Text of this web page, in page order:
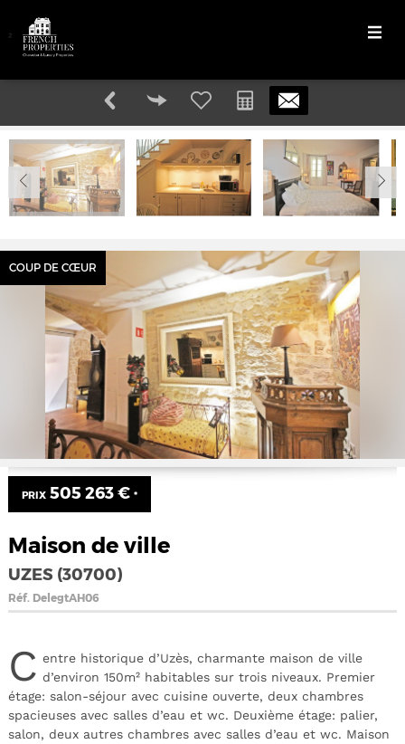
²
COUP DE CŒUR
PRIX505 263 € *
Maison de ville
UZES (30700)
Réf. DelegtAH06
C entre historique d’Uzès, charmante maison de ville
d’environ 150m² habitables sur trois niveaux. Premier
étage: salon-séjour avec cuisine ouverte, deux chambres
spacieuses avec salles d’eau et wc. Deuxième étage: palier,
salon, deux autres chambres avec salles d’eau et wc. Maison